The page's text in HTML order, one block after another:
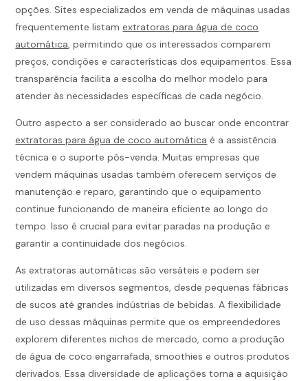
opções. Sites especializados em venda de máquinas usadas
frequentemente listamextratoras para água de coco
automática, permitindo que os interessados comparem
preços, condições e características dos equipamentos. Essa
transparência facilita a escolha do melhor modelo para
atender às necessidades específicas de cada negócio.
Outro aspecto a ser considerado ao buscar onde encontrar
extratoras para água de coco automática é a assistência
técnica e o suporte pós-venda. Muitas empresas que
vendem máquinas usadas também oferecem serviços de
manutenção e reparo, garantindo que o equipamento
continue funcionando de maneira eficiente ao longo do
tempo. Isso é crucial para evitar paradas na produção e
garantir a continuidade dos negócios.
As extratoras automáticas são versáteis e podem ser
utilizadas em diversos segmentos, desde pequenas fábricas
de sucos até grandes indústrias de bebidas. A flexibilidade
de uso dessas máquinas permite que os empreendedores
explorem diferentes nichos de mercado, como a produção
de água de coco engarrafada, smoothies e outros produtos
derivados. Essa diversidade de aplicações torna a aquisição